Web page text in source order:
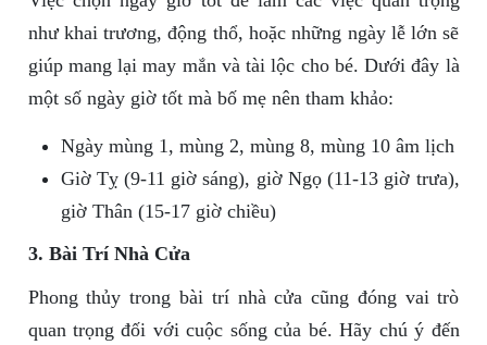
như khai trương, động thổ, hoặc những ngày lễ lớn sẽ
giúp mang lại may mắn và tài lộc cho bé. Dưới đây là
một số ngày giờ tốt mà bố mẹ nên tham khảo:
Ngày mùng 1, mùng 2, mùng 8, mùng 10 âm lịch
Giờ Tỵ (9-11 giờ sáng), giờ Ngọ (11-13 giờ trưa),
giờ Thân (15-17 giờ chiều)
3. Bài Trí Nhà Cửa
Phong thủy trong bài trí nhà cửa cũng đóng vai trò
quan trọng đối với cuộc sống của bé. Hãy chú ý đến